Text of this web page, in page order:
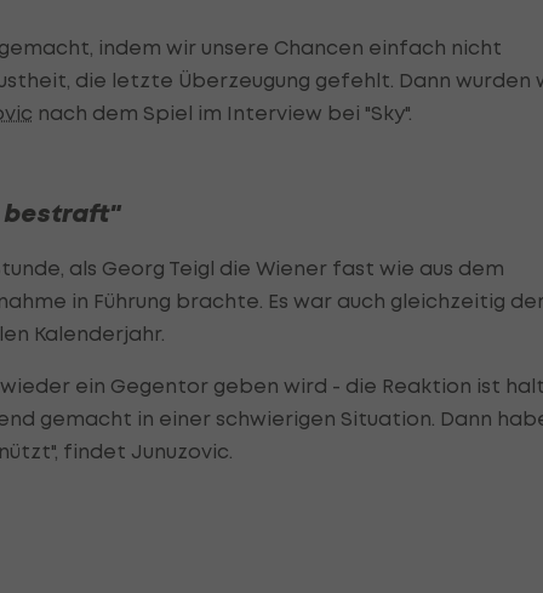
indem wir unsere Chancen einfach nicht
die letzte Überzeugung gefehlt. Dann wurden
nach dem Spiel im Interview bei "Sky".
bestraft"
als Georg Teigl die Wiener fast wie aus dem
in Führung brachte. Es war auch gleichzeitig
Kalenderjahr.
ein Gegentor geben wird - die Reaktion ist halt
gemacht in einer schwierigen Situation. Dann
findet Junuzovic.